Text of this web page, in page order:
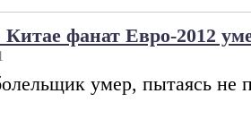
фанат Евро-2012
умер, пытаясь не